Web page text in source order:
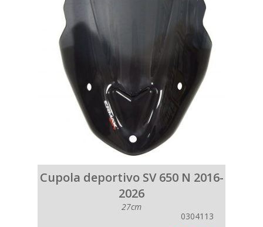
Cupola deportivo SV 650 N 2016-
2026
27cm
0304113